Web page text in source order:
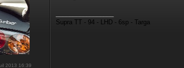
2013 16:39
Supra TT - 94 - LHD - 6sp - Targa